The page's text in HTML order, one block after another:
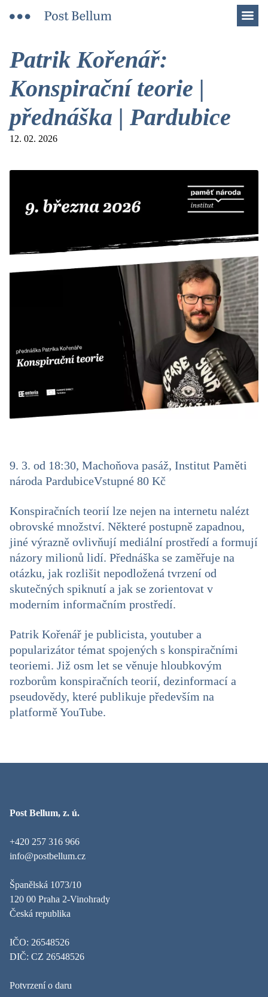
Patrik Kořenář:
Konspirační teorie |
přednáška | Pardubice
12. 02. 2026
9. 3. od 18:30, Machoňova pasáž, Institut Paměti
národa PardubiceVstupné 80 Kč
Konspiračních teorií lze nejen na internetu nalézt
obrovské množství. Některé postupně zapadnou,
jiné výrazně ovlivňují mediální prostředí a formují
názory milionů lidí. Přednáška se zaměřuje na
otázku, jak rozlišit nepodložená tvrzení od
skutečných spiknutí a jak se zorientovat v
moderním informačním prostředí.
Patrik Kořenář je publicista, youtuber a
popularizátor témat spojených s konspiračními
teoriemi. Již osm let se věnuje hloubkovým
rozborům konspiračních teorií, dezinformací a
pseudovědy, které publikuje především na
platformě YouTube.
Post Bellum, z. ú.
+420 257 316 966
info@postbellum.cz
Španělská 1073/10
120 00 Praha 2-Vinohrady
Česká republika
IČO: 26548526
DIČ: CZ 26548526
Potvrzení o daru